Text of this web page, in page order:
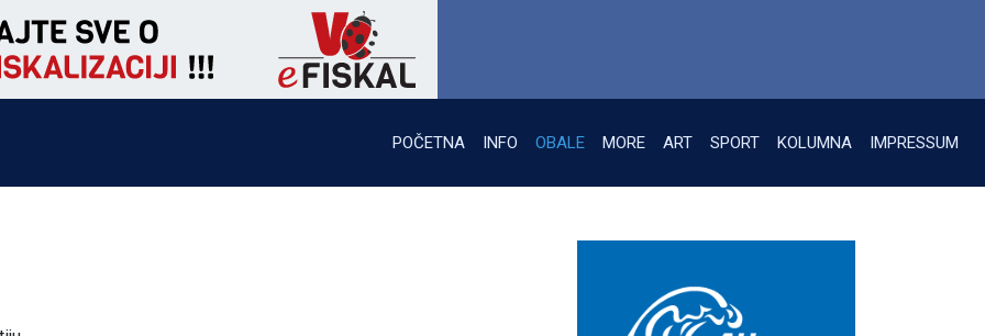
POČETNA INFO OBALE MORE ART SPORT KOLUMNA IMPRESSUM